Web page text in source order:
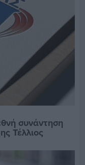
συνάντηση
Τέλλιος